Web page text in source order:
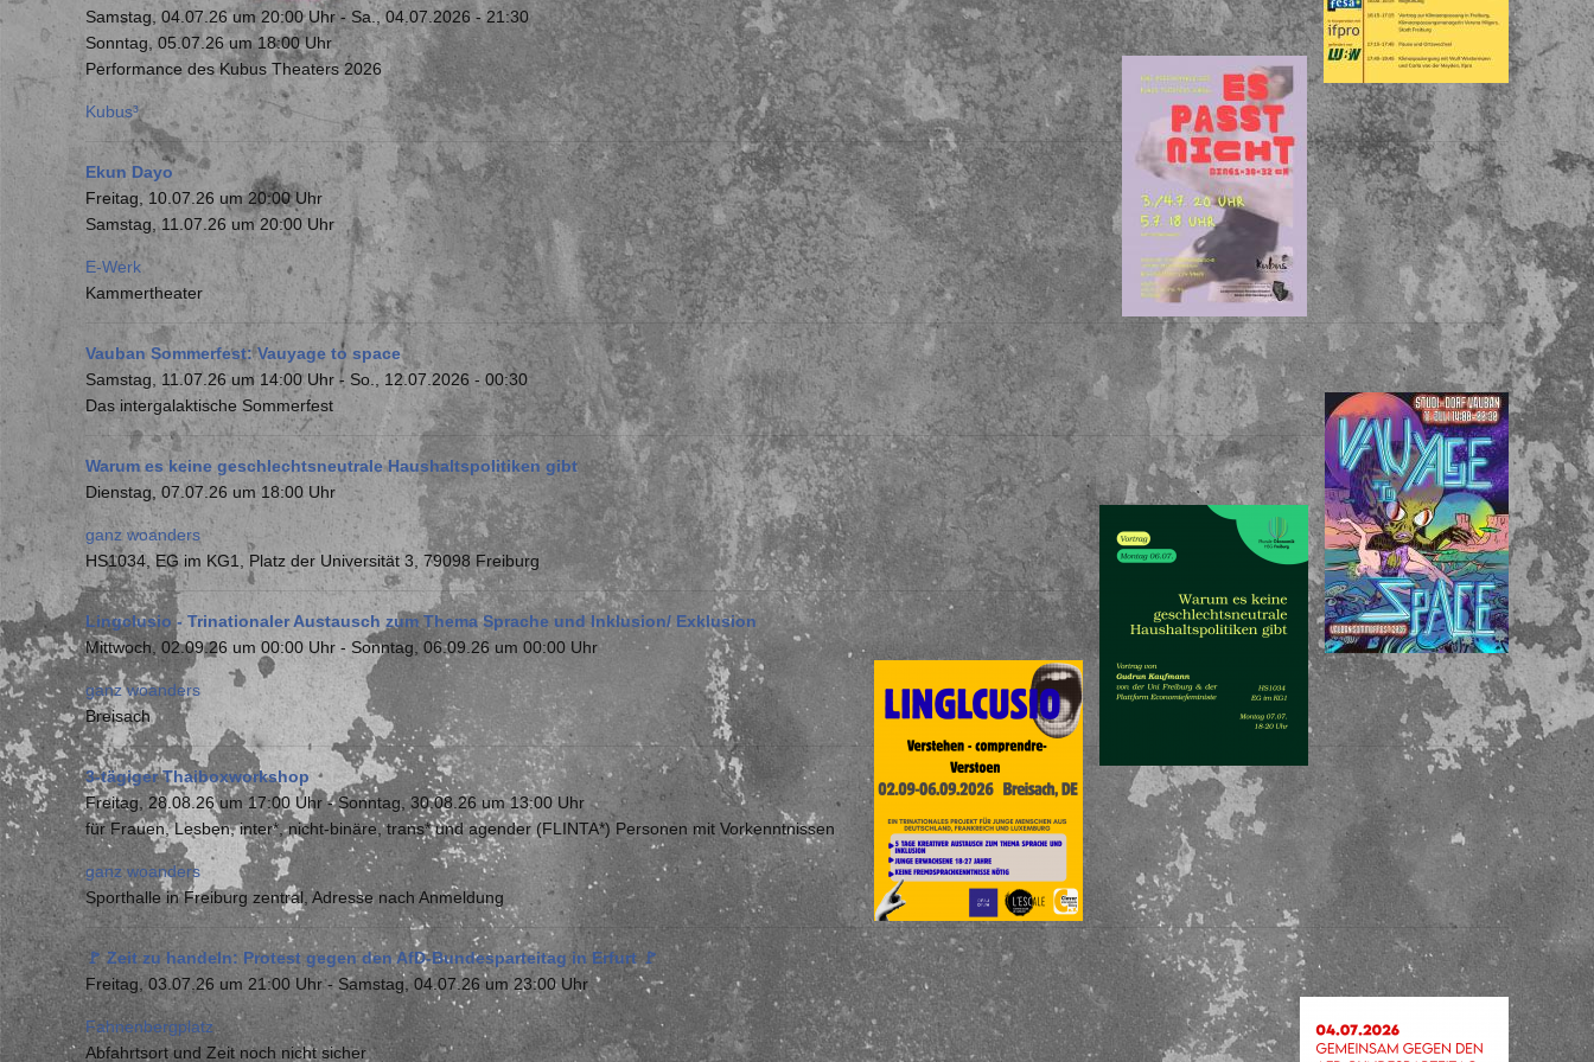
Samstag, 04.07.26 um 20:00 Uhr- Sa., 04.07.2026 - 21:30
Sonntag, 05.07.26 um 18:00 Uhr
Performance des Kubus Theaters 2026
Kubus³
Ekun Dayo
Freitag, 10.07.26 um 20:00 Uhr
Samstag, 11.07.26 um 20:00 Uhr
E-Werk
Kammertheater
Vauban Sommerfest: Vauyage to space
Samstag, 11.07.26 um 14:00 Uhr - So., 12.07.2026 - 00:30
Das intergalaktische Sommerfest
Warum es keine geschlechtsneutrale Haushaltspolitiken gibt
Dienstag, 07.07.26 um 18:00 Uhr
ganz woanders
HS1034, EG im KG1, Platz der Universität 3, 79098 Freiburg
Lingclusio - Trinationaler Austausch zum Thema Sprache und Inklusion/ Exklusion
Mittwoch, 02.09.26 um 00:00 Uhr - Sonntag, 06.09.26 um 00:00 Uhr
ganz woanders
Breisach
3-tägiger Thaiboxworkshop
Freitag, 28.08.26 um 17:00 Uhr-Sonntag, 30.08.26 um 13:00 Uhr
für Frauen, Lesben, inter*, nicht-binäre, trans* und agender (FLINTA*) Personen mit Vorkenntnissen
ganz woanders
Sporthalle in Freiburg zentral, Adresse nach Anmeldung
🚩 Zeit zu handeln: Protest gegen den AfD-Bundesparteitag in Erfurt 🚩
Freitag, 03.07.26 um 21:00 Uhr-Samstag, 04.07.26 um 23:00 Uhr
Fahnenbergplatz
Abfahrtsort und Zeit noch nicht sicher